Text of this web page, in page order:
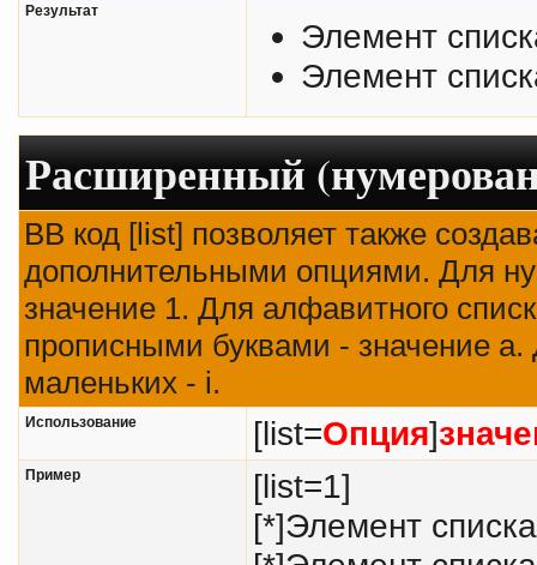
Результат
Элемент
Элемент
Расширенный
BB код [list] позволяет также
дополнительными опциями. Для
значение 1. Для алфавитного
прописными буквами - значение
маленьких - i.
Использование [list=Опция]
Пример
[list=1]
[*]Элемент